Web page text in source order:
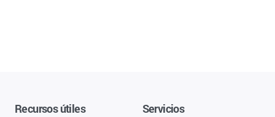
Recursos útiles Servicios